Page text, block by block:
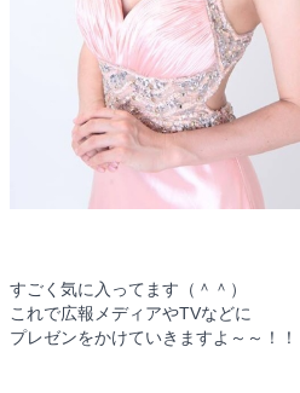
すごく気に入ってます（＾＾）
これで広報メディアやTVなどに
プレゼンをかけていきますよ～～！！